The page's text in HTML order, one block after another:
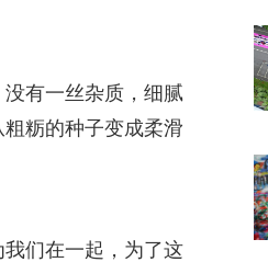
有一丝杂质，细腻
粝的种子变成柔滑
我们在一起，为了这